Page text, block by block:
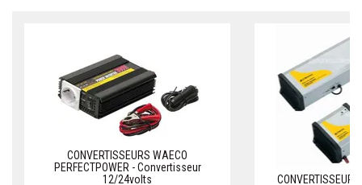
CONVERTISSEURS WAECO
PERFECTPOWER - Convertisseur
12/24volts
CONVERTISSEUR